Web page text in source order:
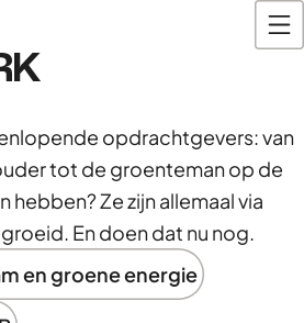
opdrachtgevers: van
tot de groenteman op de
hebben? Ze zijn allemaal via
En doen dat nu nog.
en groene energie